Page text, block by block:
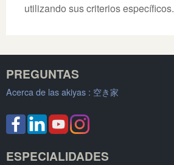
utilizando sus criterios específicos.
PREGUNTAS
Acerca de las akiyas : 空き家
ESPECIALIDADES